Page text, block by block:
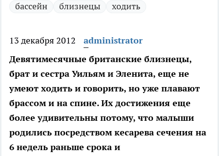
бассейн близнецы ходить
13 декабря 2012
administrator
Девятимесячные британские близнецы,
брат и сестра Уильям и Эленита, еще не
умеют ходить и говорить, но уже плавают
брассом и на спине. Их достижения еще
более удивительны потому, что малыши
родились посредством кесарева сечения на
6 недель раньше срока и